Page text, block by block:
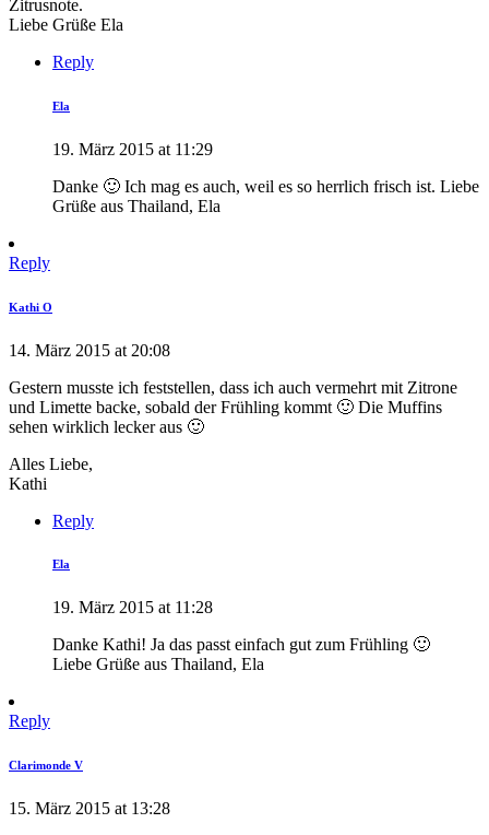
Zitrusnote.
Liebe Grüße Ela
Reply
Ela
19. März 2015 at 11:29
Danke 🙂 Ich mag es auch, weil es so herrlich frisch ist. Liebe
Grüße aus Thailand, Ela
Reply
Kathi O
14. März 2015 at 20:08
Gestern musste ich feststellen, dass ich auch vermehrt mit Zitrone
und Limette backe, sobald der Frühling kommt 🙂 Die Muffins
sehen wirklich lecker aus 🙂
Alles Liebe,
Kathi
Reply
Ela
19. März 2015 at 11:28
Danke Kathi! Ja das passt einfach gut zum Frühling 🙂
Liebe Grüße aus Thailand, Ela
Reply
Clarimonde V
15. März 2015 at 13:28